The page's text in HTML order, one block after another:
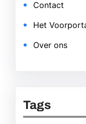
Contact
Het
Over ons
Tags